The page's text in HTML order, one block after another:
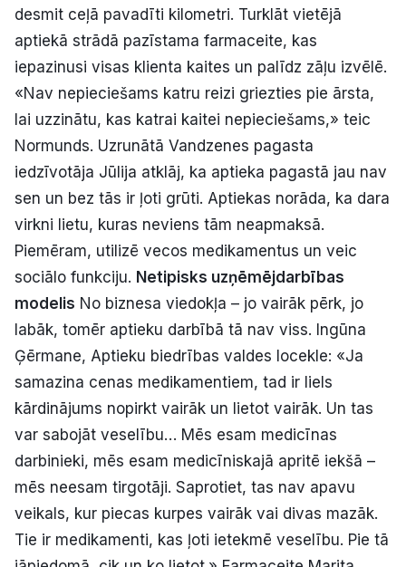
desmit ceļā pavadīti kilometri. Turklāt vietējā
aptiekā strādā pazīstama farmaceite, kas
iepazinusi visas klienta kaites un palīdz zāļu izvēlē.
«Nav nepieciešams katru reizi griezties pie ārsta,
lai uzzinātu, kas katrai kaitei nepieciešams,» teic
Normunds. Uzrunātā Vandzenes pagasta
iedzīvotāja Jūlija atklāj, ka aptieka pagastā jau nav
sen un bez tās ir ļoti grūti. Aptiekas norāda, ka dara
virkni lietu, kuras neviens tām neapmaksā.
Piemēram, utilizē vecos medikamentus un veic
sociālo funkciju. Netipisks uzņēmējdarbības
modelis No biznesa viedokļa – jo vairāk pērk, jo
labāk, tomēr aptieku darbībā tā nav viss. Ingūna
Ģērmane, Aptieku biedrības valdes locekle: «Ja
samazina cenas medikamentiem, tad ir liels
kārdinājums nopirkt vairāk un lietot vairāk. Un tas
var sabojāt veselību… Mēs esam medicīnas
darbinieki, mēs esam medicīniskajā apritē iekšā –
mēs neesam tirgotāji. Saprotiet, tas nav apavu
veikals, kur piecas kurpes vairāk vai divas mazāk.
Tie ir medikamenti, kas ļoti ietekmē veselību. Pie tā